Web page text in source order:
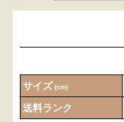
サイズ (cm)
送料ランク